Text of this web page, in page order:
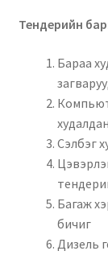
Тендерийн
Бараа
Сэлбэг
Багаж
бичиг
Дизель